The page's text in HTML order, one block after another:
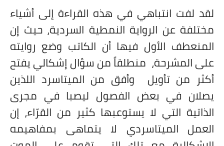
لقد لفت انتباهي في هذه القراءة إلى أشياء
مختلفة عن الرواية النمطية السردية، حيث إن
المنعطف الأول فيها أن الكاتب وضع روايته
على المشرحة، منطلقاً من سؤال إشكالي يفتح
أكثر من تأويل وأفق من الميتاسرد اللذين
يصلان في بعض الفصول ليصبا في مجرى
الذاتية التي لا يستوعبها كثير من القرّاء، إن
العمل الميتاسردي لا يتماهى بمفاهيمه